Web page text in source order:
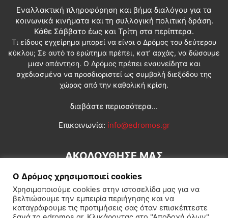
Εναλλακτική πληροφόρηση και βήμα διαλόγου για τα
κοινωνικά κινήματα και τη συλλογική πολιτική δράση.
Κάθε Σάββατο έως και Τρίτη στα περίπτερα.
Τι είδους εγχείρημα μπορεί να είναι ο Δρόμος του δεύτερου
κύκλου; Σε αυτό το ερώτημα πρέπει, κατ’ αρχάς, να δώσουμε
μιαν απάντηση. Ο Δρόμος πρέπει ενσυνείδητα και
σχεδιασμένα να προσδιοριστεί ως συμβολή διεξόδου της
χώρας από την καθολική κρίση.
διαβάστε περισσότερα...
Επικοινωνία: info@edromos.gr
ΑΚΟΛΟΥΘΗΣΕ ΜΑΣ
Ο Δρόμος χρησιμοποιεί cookies
Χρησιμοποιούμε cookies στην ιστοσελίδα μας για να
βελτιώσουμε την εμπειρία περιήγησης και να
καταγράφουμε τις προτιμήσεις σας όταν επισκέπτεστε